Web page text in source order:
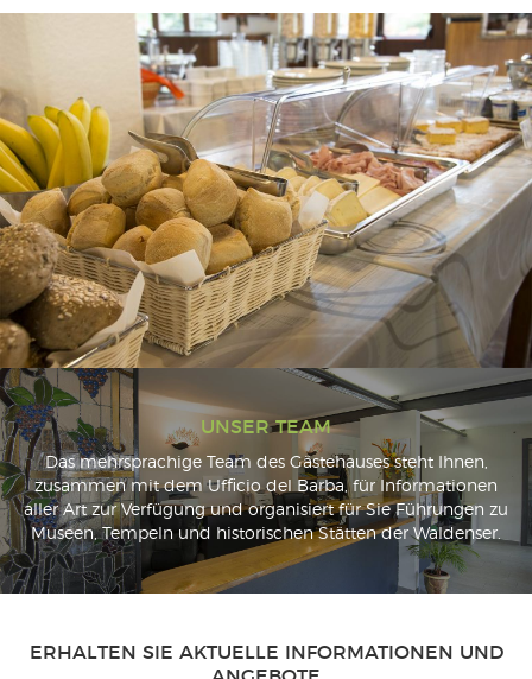
UNSER TEAM
Das mehrsprachige Team des Gästehauses steht Ihnen,
zusammen mit dem Ufficio del Barba, für Informationen
aller Art zur Verfügung und organisiert für Sie Führungen zu
Museen, Tempeln und historischen Stätten der Waldenser.
ERHALTEN SIE AKTUELLE INFORMATIONEN UND